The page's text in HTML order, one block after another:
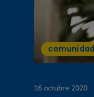
comunidad
16 octubre 2020